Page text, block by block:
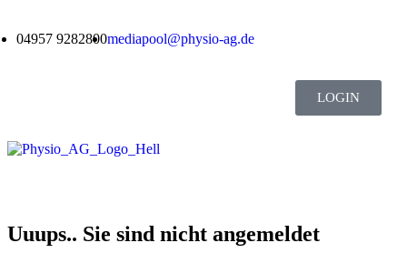
04957 9282800mediapool@physio-ag.de
LOGIN
Uuups.. Sie sind nicht angemeldet